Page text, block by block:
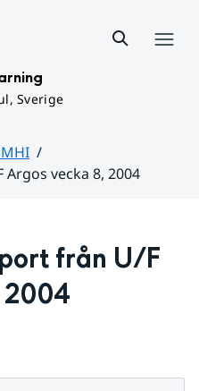
Sverige
vecka 8, 2004
från U/F